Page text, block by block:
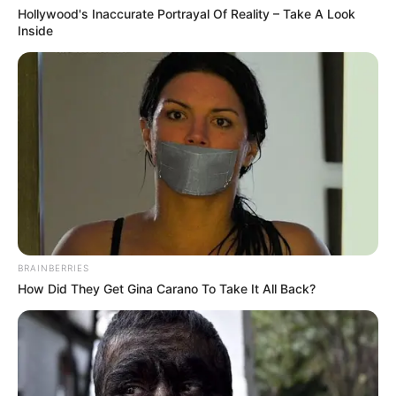
A húszas éveik elején járó fiatalok egy Volkswagen
Cruiserrel ütközött. A becsapódás után az autó
lángra kapott, a tűz és az ütközés ereje pedig olyan
pusztítást végzett, hogy többüknek esélye sem
maradt a menekülésre.
Hollywood's Inaccurate Portrayal Of Reality – Take A Look
Inside
BRAINBERRIES
How Did They Get Gina Carano To Take It All Back?